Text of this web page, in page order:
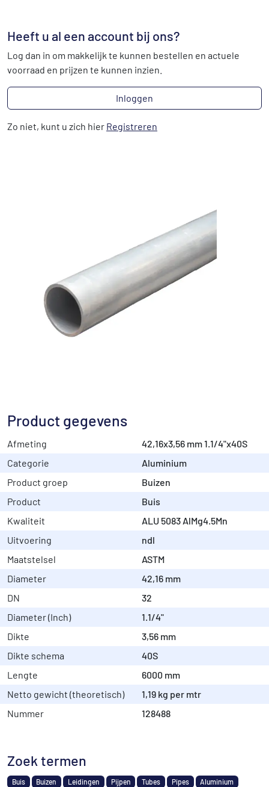
Product gegevens
Afmeting
42,16x3,56 mm 1.1/4"x40S
Categorie
Aluminium
Product groep
Buizen
Product
Buis
Kwaliteit
ALU 5083 AlMg4.5Mn
Uitvoering
ndl
Maatstelsel
ASTM
Diameter
42,16 mm
DN
32
Diameter (Inch)
1.1/4"
Dikte
3,56 mm
Dikte schema
40S
Lengte
6000 mm
Netto gewicht (theoretisch)
1,19 kg per mtr
Nummer
128488
Heeft u al een account bij ons?
Log dan in om makkelijk te kunnen bestellen en actuele
voorraad en prijzen te kunnen inzien.
Inloggen
Zo niet, kunt u zich hier Registreren
Zoek termen
Buis Buizen Leidingen Pijpen Tubes Pipes
Aluminium